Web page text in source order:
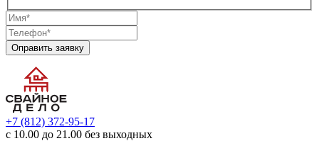
+7 (812) 372-95-17
с 10.00 до 21.00 без выходных